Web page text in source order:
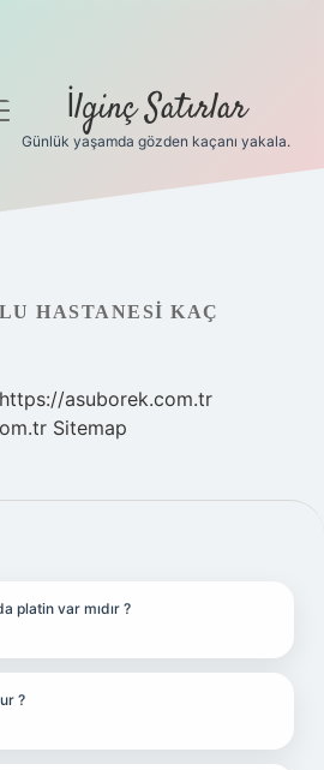
İlginç Satırlar
Günlük yaşamda gözden kaçanı yakala.
HASTANESI KAÇ
https://asuborek.com.tr
Sitemap
platin var mıdır ?
?